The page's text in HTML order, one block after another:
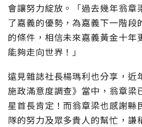
會讓努力綻放。「過去幾年翁章
了嘉義的優勢，為嘉義下一階段
的條件，相信未來嘉義黃金十年
能夠走向世界！」
遠見雜誌社長楊瑪利也分享，近
施政滿意度調查》當中，翁章梁
星首長肯定！而翁章梁也感謝縣
隊的努力及眾多貴人的幫忙，謙